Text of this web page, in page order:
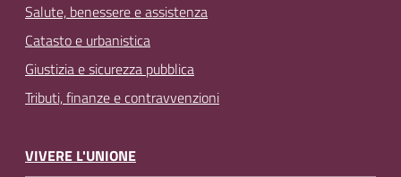
Salute, benessere e assistenza
Catasto e urbanistica
Giustizia e sicurezza pubblica
Tributi, finanze e contravvenzioni
VIVERE L'UNIONE